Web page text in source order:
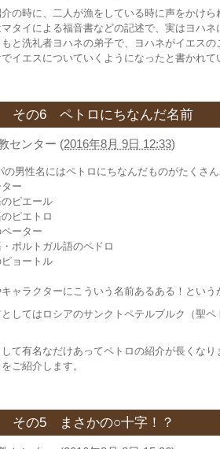
の時に、二人が漁をしている時に声をかけ
タイによる福音書などの記述で、実はヨハ
と洗礼者ヨハネの弟子で、ヨハネがイエス
イエスについていくようになったと書かれて
その6 ペトロにちなんだ名前
センター (2016年8月 9日 12:33)
の男性名にはペトロにちなんだものがたくさ
ー
ピエール
ピエトロ
ーター
ポルトガル語のペドロ
ョートル
ャラクターにこういう名前あるある！という
してはロシアのサンクトペテルブルク（聖
て有名なだけあってペトロの紹介が長くな
ご紹介します。
その5 まさかの○十字！？